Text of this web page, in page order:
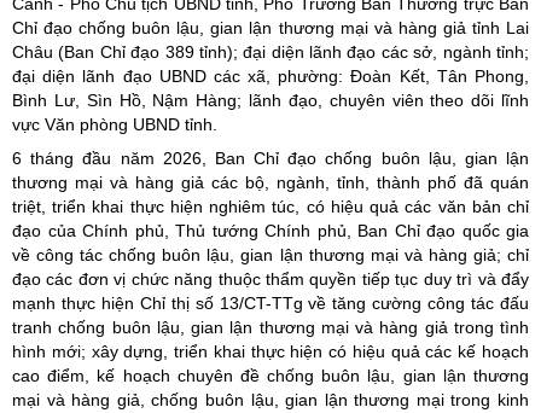
Chỉ đạo chống buôn lậu, gian lận thương mại và hàng giả tỉnh Lai
Châu (Ban Chỉ đạo 389 tỉnh); đại diện lãnh đạo các sở, ngành tỉnh;
đại diện lãnh đạo UBND các xã, phường: Đoàn Kết, Tân Phong,
Bình Lư, Sìn Hồ, Nậm Hàng; lãnh đạo, chuyên viên theo dõi lĩnh
vực Văn phòng UBND tỉnh.
6 tháng đầu năm 2026, Ban Chỉ đạo chống buôn lậu, gian lận
thương mại và hàng giả các bộ, ngành, tỉnh, thành phố đã quán
triệt, triển khai thực hiện nghiêm túc, có hiệu quả các văn bản chỉ
đạo của Chính phủ, Thủ tướng Chính phủ, Ban Chỉ đạo quốc gia
về công tác chống buôn lậu, gian lận thương mại và hàng giả; chỉ
đạo các đơn vị chức năng thuộc thẩm quyền tiếp tục duy trì và đẩy
mạnh thực hiện Chỉ thị số 13/CT-TTg về tăng cường công tác đấu
tranh chống buôn lậu, gian lận thương mại và hàng giả trong tình
hình mới; xây dựng, triển khai thực hiện có hiệu quả các kế hoạch
cao điểm, kế hoạch chuyên đề chống buôn lậu, gian lận thương
mại và hàng giả, chống buôn lậu, gian lận thương mại trong kinh